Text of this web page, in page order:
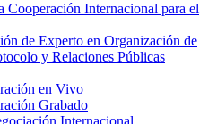
Cooperación Internacional para el
de Experto en Organización de
y Relaciones Públicas
en Vivo
Grabado
Internacional